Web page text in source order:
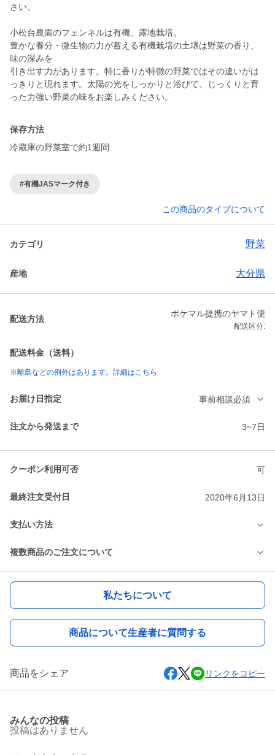
さい。
小松台農園のフェンネルは有機、露地栽培。
豊かな養分・微生物の力が蓄える有機栽培の土壌は野菜の香り、
味の深みを
引き出す力があります。特に香りが特徴の野菜ではその違いがは
っきりと現れます。太陽の光をしっかりと浴びて、じっくりと育
った力強い野菜の味をお楽しみください。
保存方法
冷蔵庫の野菜室で約1週間
#有機JASマーク付き
この商品のタイプについて
カテゴリ 野菜
産地 大分県
配送方法
ポケマル提携のヤマト便
配送区分:
配送料金（送料）
※離島などの例外はあります。詳細はこちら
お届け日指定 事前相談必須
注文から発送まで 3~7日
クーポン利用可否 可
最終注文受付日 2020年6月13日
支払い方法
複数商品のご注文について
私たちについて
商品について生産者に質問する
商品をシェア リンクをコピー
みんなの投稿
投稿はありません